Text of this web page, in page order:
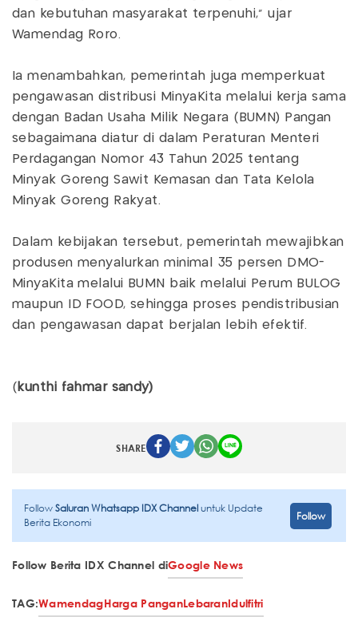
dan kebutuhan masyarakat terpenuhi,” ujar
Wamendag Roro.
Ia menambahkan, pemerintah juga memperkuat
pengawasan distribusi MinyaKita melalui kerja sama
dengan Badan Usaha Milik Negara (BUMN) Pangan
sebagaimana diatur di dalam Peraturan Menteri
Perdagangan Nomor 43 Tahun 2025 tentang
Minyak Goreng Sawit Kemasan dan Tata Kelola
Minyak Goreng Rakyat.
Dalam kebijakan tersebut, pemerintah mewajibkan
produsen menyalurkan minimal 35 persen DMO-
MinyaKita melalui BUMN baik melalui Perum BULOG
maupun ID FOOD, sehingga proses pendistribusian
dan pengawasan dapat berjalan lebih efektif.
( kunthi fahmar sandy)
SHARE
FollowSaluran Whatsapp IDX Channeluntuk Update
Berita Ekonomi
Follow
Follow Berita IDX Channel diGoogle News
TAG:WamendagHarga PanganLebaranIdulfitri